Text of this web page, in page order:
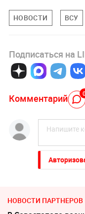
НОВОСТИ ВСУ
Подписаться на
Комментарий
НОВОСТИ ПАРТНЕРОВ